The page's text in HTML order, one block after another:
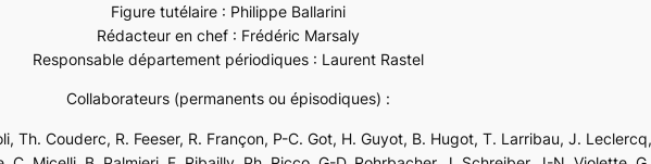
Figure tutélaire : Philippe Ballarini
Rédacteur en chef : Frédéric Marsaly
Responsable département périodiques : Laurent Rastel
Collaborateurs (permanents ou épisodiques) :
Th. Couderc, R. Feeser, R. Françon, P-C. Got, H. Guyot, B. Hugot, T. Larribau, J.